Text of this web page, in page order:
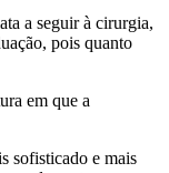
a seguir à cirurgia,
pois quanto
em que a
sofisticado e mais